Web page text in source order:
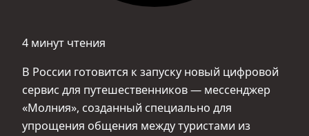
4 минут чтения
В России готовится к запуску новый цифровой
сервис для путешественников — мессенджер
«Молния», созданный специально для
упрощения общения между туристами из